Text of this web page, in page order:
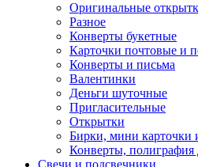
Оригинальные
Разное
Конверты букетные
Карточки почтовые и
Конверты и письма
Валентинки
Деньги шуточные
Пригласительные
Открытки
Бирки, мини карточки
Конверты,
Свечи и подсвечники